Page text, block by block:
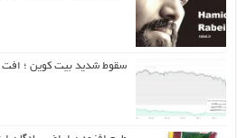
سقوط شدید بیت کوین ؛ افت ۱۵ درصدی اتریوم و